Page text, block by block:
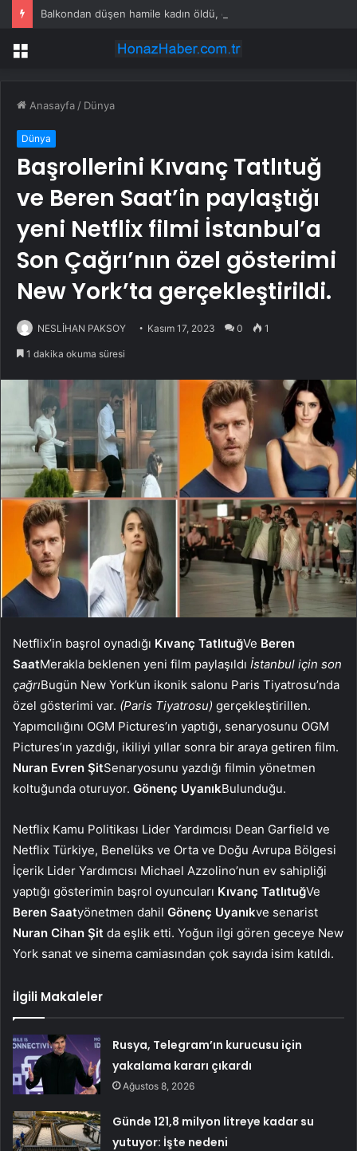
Balkondan düşen hamile kadın öldü, eşi gözaltında
Menü
Anasayfa / Dünya
Dünya
Başrollerini Kıvanç Tatlıtuğ
ve Beren Saat’in paylaştığı
yeni Netflix filmi İstanbul’a
Son Çağrı’nın özel gösterimi
New York’ta gerçekleştirildi.
NESLİHAN PAKSOY Kasım 17, 2023 0 1
1 dakika okuma süresi
Netflix’in başrol oynadığı Kıvanç TatlıtuğVe Beren
SaatMerakla beklenen yeni film paylaşıldı İstanbul için son
çağrıBugün New York’un ikonik salonu Paris Tiyatrosu’nda
özel gösterimi var. (Paris Tiyatrosu) gerçekleştirillen.
Yapımcılığını OGM Pictures’ın yaptığı, senaryosunu OGM
Pictures’ın yazdığı, ikiliyi yıllar sonra bir araya getiren film.
Nuran Evren ŞitSenaryosunu yazdığı filmin yönetmen
koltuğunda oturuyor. Gönenç UyanıkBulunduğu.
Netflix Kamu Politikası Lider Yardımcısı Dean Garfield ve
Netflix Türkiye, Benelüks ve Orta ve Doğu Avrupa Bölgesi
İçerik Lider Yardımcısı Michael Azzolino’nun ev sahipliği
yaptığı gösterimin başrol oyuncuları Kıvanç TatlıtuğVe
Beren Saatyönetmen dahil Gönenç Uyanıkve senarist
Nuran Cihan Şit da eşlik etti. Yoğun ilgi gören geceye New
York sanat ve sinema camiasından çok sayıda isim katıldı.
İlgili Makaleler
Rusya, Telegram’ın kurucusu için
yakalama kararı çıkardı
Ağustos 8, 2026
Günde 121,8 milyon litreye kadar su
yutuyor: İşte nedeni